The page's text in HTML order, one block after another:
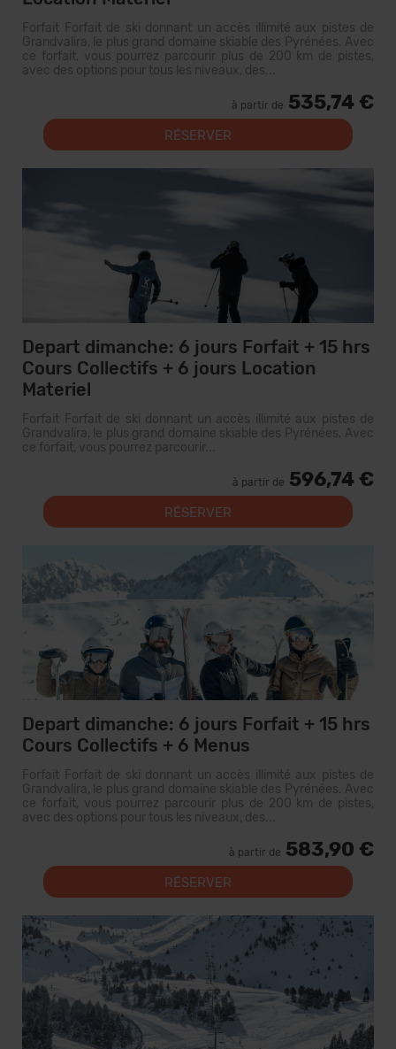
Forfait Forfait de ski donnant un accès illimité aux pistes de
Grandvalira, le plus grand domaine skiable des Pyrénées. Avec
ce forfait, vous pourrez parcourir plus de 200 km de pistes,
avec des options pour tous les niveaux, des...
à partir de 535,74 €
RÉSERVER
Depart dimanche: 6 jours Forfait + 15 hrs
Cours Collectifs + 6 jours Location
Materiel
Forfait Forfait de ski donnant un accès illimité aux pistes de
Grandvalira, le plus grand domaine skiable des Pyrénées. Avec
ce forfait, vous pourrez parcourir...
à partir de 596,74 €
RÉSERVER
Depart dimanche: 6 jours Forfait + 15 hrs
Cours Collectifs + 6 Menus
Forfait Forfait de ski donnant un accès illimité aux pistes de
Grandvalira, le plus grand domaine skiable des Pyrénées. Avec
ce forfait, vous pourrez parcourir plus de 200 km de pistes,
avec des options pour tous les niveaux, des...
à partir de 583,90 €
RÉSERVER